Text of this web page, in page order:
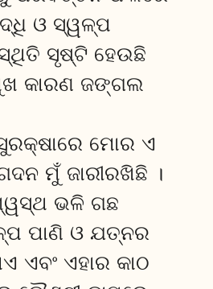
ଓ ସ୍ୱଳ୍ପ
ସୃଷ୍ଟି ହେଉଛି
କାରଣ ଜଙ୍ଗଲ
ମୋର ଏ
ମୁଁ ଜାରୀରଖିଛି ।
ଭଳି ଗଛ
ପାଣି ଓ ଯତ୍ନର
ଏବଂ ଏହାର କାଠ